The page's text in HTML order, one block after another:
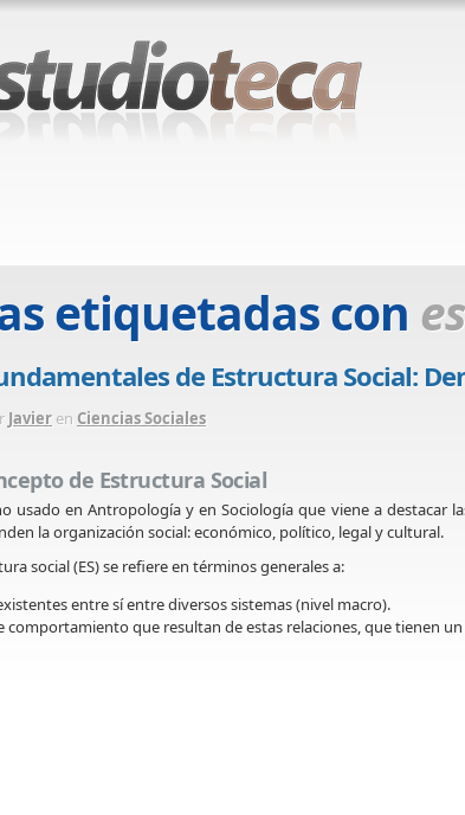
etiquetadas con
de Estructura Social:
Javier en Ciencias Sociales
de Estructura Social
usado en Antropología y en Sociología que viene a destacar
la organización social: económico, político, legal y cultural.
social (ES) se refiere en términos generales a:
entre sí entre diversos sistemas (nivel macro).
comportamiento que resultan de estas relaciones, que tienen